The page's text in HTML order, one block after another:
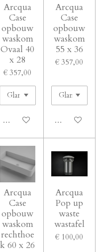
Arcqua
Case
opbouw
waskom
Ovaal 40
x 28
€ 357,00
In winkelwagen
Arcqua
Case
opbouw
waskom
55 x 36
€ 357,00
In
Arcqua
Case
opbouw
waskom
rechthoe
k 60 x 26
Arcqua
Pop up
waste
wastafel
€ 100,00